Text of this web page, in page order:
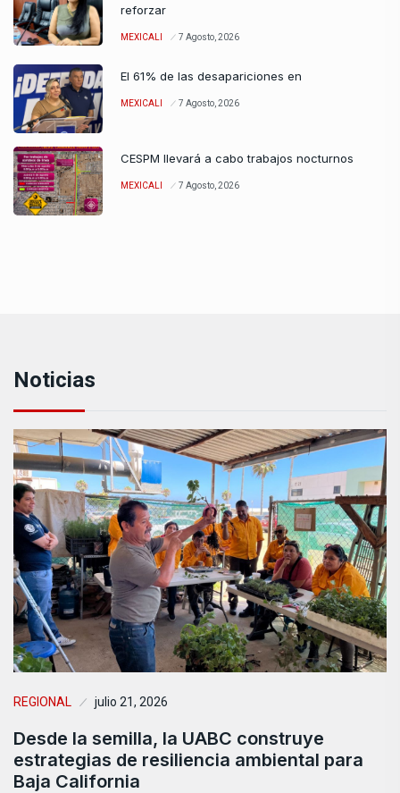
reforzar
MEXICALI 7 Agosto, 2026
El 61% de las desapariciones en
MEXICALI 7 Agosto, 2026
CESPM llevará a cabo trabajos nocturnos
MEXICALI 7 Agosto, 2026
Noticias
REGIONAL julio 21, 2026
Desde la semilla, la UABC construye
estrategias de resiliencia ambiental para
Baja California